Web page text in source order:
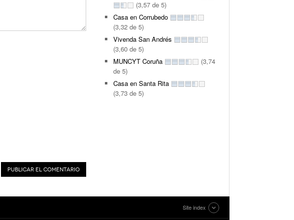
(3,57 de 5)
Casa en Corrubedo
(3,32 de 5)
Vivenda San Andrés
(3,60 de 5)
MUNCYT Coruña
(3,74
de 5)
Casa en Santa Rita
(3,73 de 5)
Site index